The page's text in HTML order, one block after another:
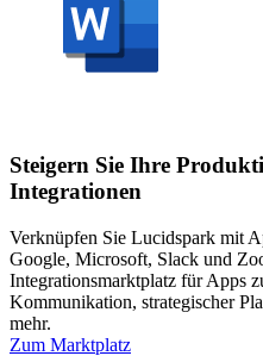
Steigern Sie Ihre
Integrationen
Verknüpfen Sie Lucidspark mit
Google, Microsoft, Slack und
Integrationsmarktplatz für Apps
Kommunikation, strategischer
mehr.
Zum Marktplatz